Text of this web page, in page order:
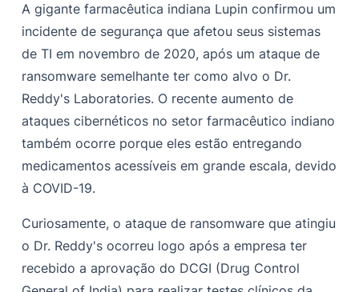
A gigante farmacêutica indiana Lupin confirmou um
incidente de segurança que afetou seus sistemas
de TI em novembro de 2020, após um ataque de
ransomware semelhante ter como alvo o Dr.
Reddy's Laboratories. O recente aumento de
ataques cibernéticos no setor farmacêutico indiano
também ocorre porque eles estão entregando
medicamentos acessíveis em grande escala, devido
à COVID-19.
Curiosamente, o ataque de ransomware que atingiu
o Dr. Reddy's ocorreu logo após a empresa ter
recebido a aprovação do DCGI (Drug Control